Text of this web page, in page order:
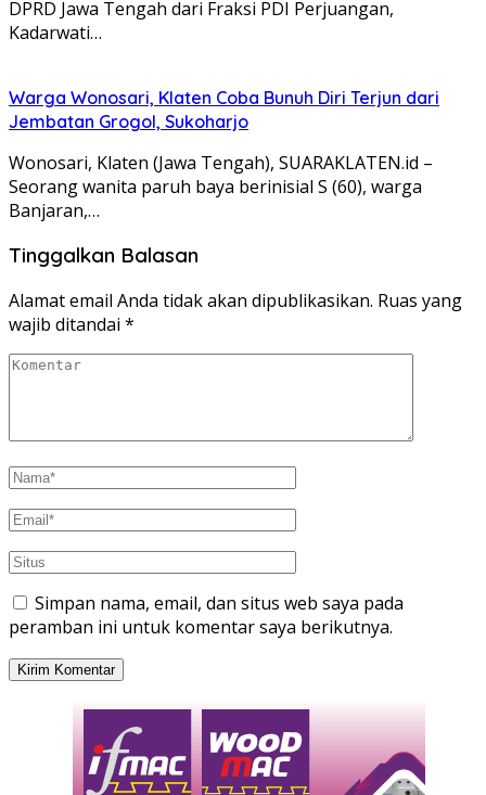
DPRD Jawa Tengah dari Fraksi PDI Perjuangan,
Kadarwati…
Warga Wonosari, Klaten Coba Bunuh Diri Terjun dari
Jembatan Grogol, Sukoharjo
Wonosari, Klaten (Jawa Tengah), SUARAKLATEN.id –
Seorang wanita paruh baya berinisial S (60), warga
Banjaran,…
Tinggalkan Balasan
Alamat email Anda tidak akan dipublikasikan. Ruas yang
wajib ditandai *
Simpan nama, email, dan situs web saya pada
peramban ini untuk komentar saya berikutnya.